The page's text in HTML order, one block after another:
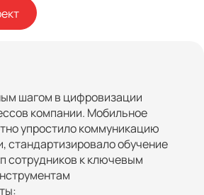
шагом в цифровизации
компании. Мобильное
упростило коммуникацию
стандартизировало обучение
сотрудников к ключевым